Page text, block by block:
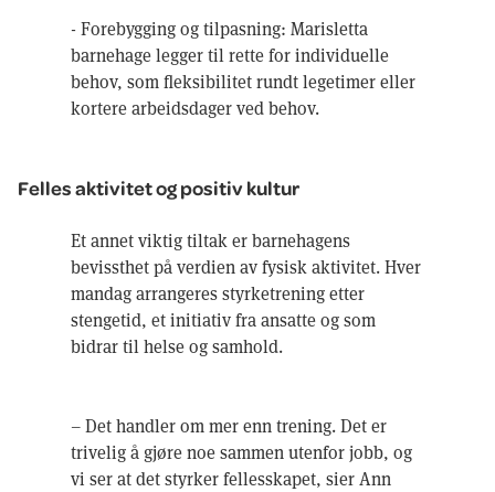
- Forebygging og tilpasning: Marisletta
barnehage legger til rette for individuelle
behov, som fleksibilitet rundt legetimer eller
kortere arbeidsdager ved behov.
Felles aktivitet og positiv kultur
Et annet viktig tiltak er barnehagens
bevissthet på verdien av fysisk aktivitet. Hver
mandag arrangeres styrketrening etter
stengetid, et initiativ fra ansatte og som
bidrar til helse og samhold.
– Det handler om mer enn trening. Det er
trivelig å gjøre noe sammen utenfor jobb, og
vi ser at det styrker fellesskapet, sier Ann